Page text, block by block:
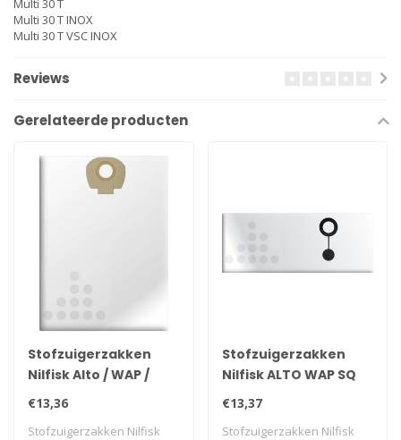
Multi 30 T
Multi 30 T INOX
Multi 30 T VSC INOX
Reviews
Gerelateerde producten
Stofzuigerzakken
Nilfisk Alto / WAP /
KEW , AERO 20/25 - 5
stuks
€13,36
Stofzuigerzakken Nilfisk
Stofzuigerzakken
Nilfisk ALTO WAP SQ
850-11 / SQ 8 - 3 stuks
€13,37
Stofzuigerzakken Nilfisk